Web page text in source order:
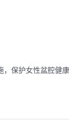
保护女性盆腔健康